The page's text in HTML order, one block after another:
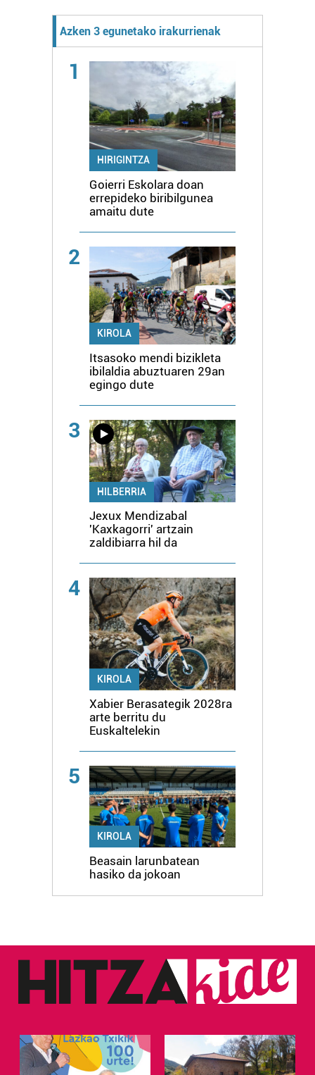
Azken 3 egunetako irakurrienak
1
HIRIGINTZA
Goierri Eskolara doan
errepideko biribilgunea
amaitu dute
2
KIROLA
Itsasoko mendi bizikleta
ibilaldia abuztuaren 29an
egingo dute
3
HILBERRIA
Jexux Mendizabal
'Kaxkagorri' artzain
zaldibiarra hil da
4
KIROLA
Xabier Berasategik 2028ra
arte berritu du
Euskaltelekin
5
KIROLA
Beasain larunbatean
hasiko da jokoan